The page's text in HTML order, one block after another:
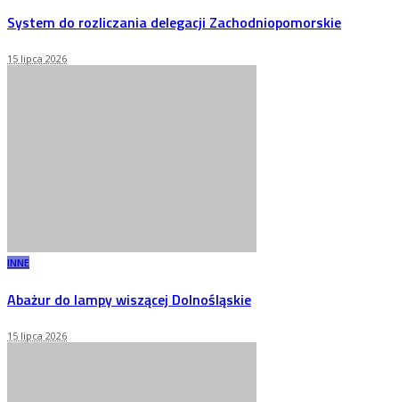
System do rozliczania delegacji Zachodniopomorskie
15 lipca 2026
INNE
Abażur do lampy wiszącej Dolnośląskie
15 lipca 2026